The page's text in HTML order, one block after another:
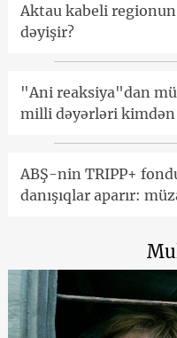
Aktau kabeli
dəyişir?
"Ani reaksiya"dan
milli dəyərləri
ABŞ-nin TRIPP+
danışıqlar aparır: